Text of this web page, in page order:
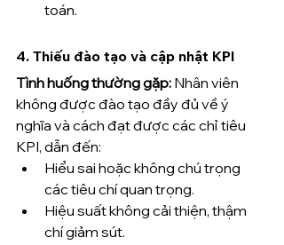
toán.
4. Thiếu đào tạo và cập nhật KPI
Tình huống thường gặp: Nhân viên
không được đào tạo đầy đủ về ý
nghĩa và cách đạt được các chỉ tiêu
KPI, dẫn đến:
Hiểu sai hoặc không chú trọng
các tiêu chí quan trọng.
Hiệu suất không cải thiện, thậm
chí giảm sút.